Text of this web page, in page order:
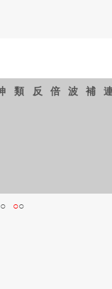
類 反 倍 波 補
○ ○○